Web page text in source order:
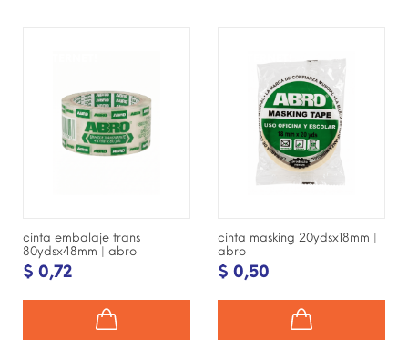
cinta embalaje trans
80ydsx48mm | abro
$ 0,72
cinta masking 20ydsx18mm |
abro
$ 0,50